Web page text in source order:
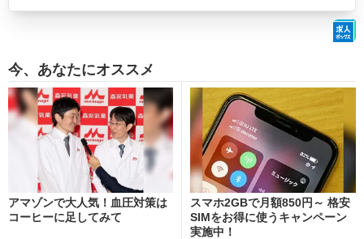
今、あなたにオススメ
アマゾンで大人気！血圧対策は
コーヒーに足してみて
スマホ2GBで月額850円～ 格安
SIMをお得に使うキャンペーン
実施中！